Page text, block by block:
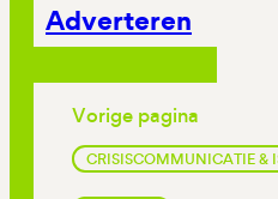
Adverteren
Vorige pagina
CRISISCOMMUNICATIE &